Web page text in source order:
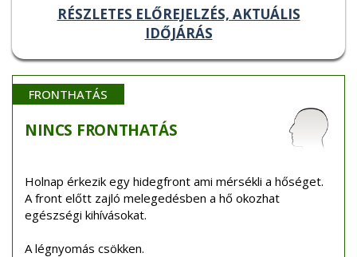
RÉSZLETES ELŐREJELZÉS, AKTUÁLIS
IDŐJÁRÁS
FRONTHATÁS
NINCS FRONTHATÁS
Holnap érkezik egy hidegfront ami mérsékli a hőséget.
A front előtt zajló melegedésben a hő okozhat
egészségi kihívásokat.
A légnyomás csökken.